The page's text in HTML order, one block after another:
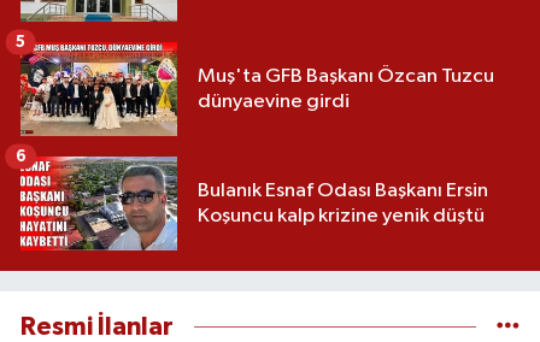
Muş'ta GFB Başkanı Özcan Tuzcu
dünyaevine girdi
5
Bulanık Esnaf Odası Başkanı Ersin
Koşuncu kalp krizine yenik düştü
6
Resmi İlanlar